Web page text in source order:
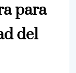
para
del